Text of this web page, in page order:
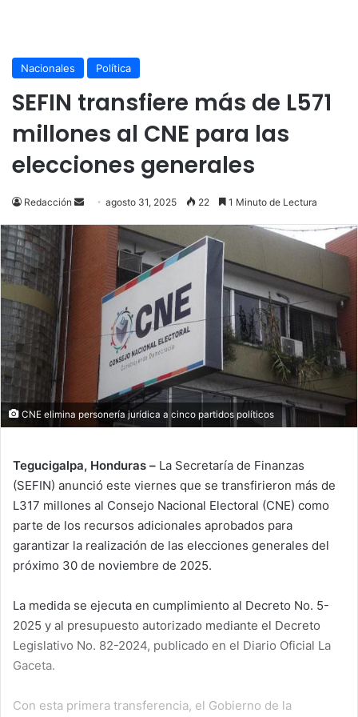
Nacionales Política
SEFIN transfiere más de L571
millones al CNE para las
elecciones generales
Redacción
Sendagosto 31, 2025 22 1 Minuto de Lectura
CNE elimina personería jurídica a cinco partidos políticos
Tegucigalpa, Honduras – La Secretaría de Finanzas
(SEFIN) anunció este viernes que se transfirieron más de
L317 millones al Consejo Nacional Electoral (CNE) como
parte de los recursos adicionales aprobados para
garantizar la realización de las elecciones generales del
próximo 30 de noviembre de 2025.
La medida se ejecuta en cumplimiento al Decreto No. 5-
2025 y al presupuesto autorizado mediante el Decreto
Legislativo No. 82-2024, publicado en el Diario Oficial La
Gaceta.
Con esta primera transferencia, el Gobierno de la